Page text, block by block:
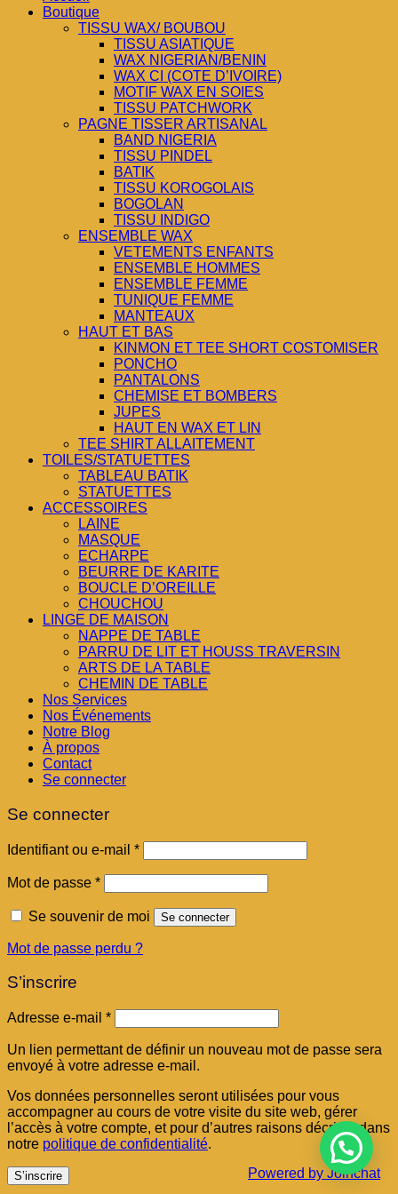
Boutique
TISSU WAX/ BOUBOU
TISSU ASIATIQUE
WAX NIGERIAN/BENIN
WAX CI (COTE D’IVOIRE)
MOTIF WAX EN SOIES
TISSU PATCHWORK
PAGNE TISSER ARTISANAL
BAND NIGERIA
TISSU PINDEL
BATIK
TISSU KOROGOLAIS
BOGOLAN
TISSU INDIGO
ENSEMBLE WAX
VETEMENTS ENFANTS
ENSEMBLE HOMMES
ENSEMBLE FEMME
TUNIQUE FEMME
MANTEAUX
HAUT ET BAS
KINMON ET TEE SHORT COSTOMISER
PONCHO
PANTALONS
CHEMISE ET BOMBERS
JUPES
HAUT EN WAX ET LIN
TEE SHIRT ALLAITEMENT
TOILES/STATUETTES
TABLEAU BATIK
STATUETTES
ACCESSOIRES
LAINE
MASQUE
ECHARPE
BEURRE DE KARITE
BOUCLE D’OREILLE
CHOUCHOU
LINGE DE MAISON
NAPPE DE TABLE
PARRU DE LIT ET HOUSS TRAVERSIN
ARTS DE LA TABLE
CHEMIN DE TABLE
Nos Services
Nos Événements
Notre Blog
À propos
Contact
Se connecter
Se connecter
Identifiant ou e-mail *Obligatoire
Mot de passe *Obligatoire
Se souvenir de moi Se connecter
Mot de passe perdu ?
S’inscrire
Adresse e-mail *Obligatoire
Un lien permettant de définir un nouveau mot de passe sera
envoyé à votre adresse e-mail.
Vos données personnelles seront utilisées pour vous
accompagner au cours de votre visite du site web, gérer
l’accès à votre compte, et pour d’autres raisons décrites dans
notre politique de confidentialité.
S’inscrire Powered by Joinchat